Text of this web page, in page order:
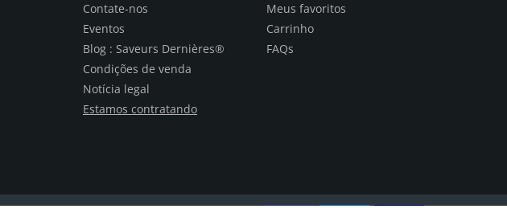
Contate-nos
Eventos
Blog : Saveurs Dernières®
Condições de venda
Notícia legal
Estamos contratando
Meus favoritos
Carrinho
FAQs